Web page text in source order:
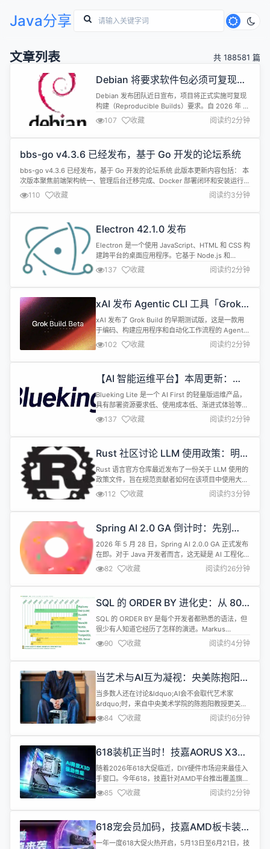
Java分享
文章列表 共 188581 篇
Debian 将要求软件包必须可复现构
建
Debian 发布团队近日宣布，项目将正式实施可复现
构建（Reproducible Builds）要求。自 2026 年 5
月 11 日起，Debian 的迁移软件将阻止无法复现的新
软件包进入测试版，同时也会阻止在可复现性方面出
现退步的现有软件包。 可复现构建意味着在 Debian
同的结果。这对于软件安全性和...
107 收藏 阅读约2分钟
bbs-go v4.3.6 已经发布，基于 Go 开发的论坛系统
bbs-go v4.3.6 已经发布，基于 Go 开发的论坛系统 此版本更新内容包括： 本
次版本聚焦前端架构统一、管理后台迁移完成、Docker 部署闭环和安装运行体
验优化。 Web 前端统一迁移到 React Router（Web） 新增 web/ React
Router Framework Mode 前端，统一承载站点页面和管理后台页面。 移除旧
si...
110 收藏 阅读约3分钟
Electron 42.1.0 发布
Electron 是一个使用 JavaScript、HTML 和 CSS 构
建跨平台的桌面应用程序。它基于 Node.js 和
Chromium，被 Atom 编辑器和许多其他应用程序使
用。Electron 兼容 Mac、Windows 和 Linux，可
以构建出三个平台的应用程序。 Electron v 42.1.0
137 收藏 阅读约2分钟
xAI 发布 Agentic CLI 工具「Grok
Build」
xAI 发布了 Grok Build 的早期测试版，这是一款用
于编码、构建应用程序和自动化工作流程的 Agentic
命令行界面 (CLI)。该测试版仅面向 SuperGrok
Heavy 订阅用户开放，访问地址为 x.ai/cli。 Grok
Build 的定位是一个智能开发助手，能够理解开发者
不同，Grok ...
102 收藏 阅读约2分钟
【AI 智能运维平台】本周更新：
React Agent 智能体升级，支持
Loop 循环能力
Blueking Lite 是一个 AI First 的轻量版运维产品，
具有部署资源要求低、使用成本低、渐进式体验等特
点，为运维管理员提供日常运维中的必备工具。 📢
【平台 &middot; 本周更新速递】 🗂 CMDB &bull;
支持将 节点管理 中的主机自动同步至 CMDB 资产
验证...
137 收藏 阅读约2分钟
Rust 社区讨论 LLM 使用政策：明确
禁止与允许的边界
Rust 语言官方仓库最近发布了一份关于 LLM 使用的
政策文件，旨在规范贡献者如何在该项目中使用大型
语言模型。该政策明确划定了允许和禁止的边界，以
应对日益增多的低质量&quot;垃圾&quot;PR 问题。
这份政策文件建立在 Zulip 上大量讨论的基础上（超
将讨论范围限制在政策本身。文件中标...
112 收藏 阅读约3分钟
Spring AI 2.0 GA 倒计时：先别
急，来看看 Java AI 框架的另一条路
2026 年 5 月 28 日，Spring AI 2.0.0 GA 正式发布
在即。对于 Java 开发者而言，这无疑是 AI 工程化的
一座里程碑。但在你决定 All In 之前，不妨花十分
钟，了解一下 Java AI 框架的另一条路。 一、同一个
目标，不同的路线 Spring AI 和 Solon AI 都在解决
82 收藏 阅读约26分钟
SQL 的 ORDER BY 进化史：从 80
年代诞生到现代数据库
SQL 的 ORDER BY 是每个开发者都熟悉的语法，但
很少有人知道它经历了怎样的演进。Markus
Winand 在 recent article 中梳理了 ORDER BY 从
诞生到现代的发展历程，揭示了这个看似简单的语法
背后的复杂性。 在 SQL 的早期版本中，ORDER BY
行排序，而且排序的顺...
90 收藏 阅读约4分钟
当艺术与AI互为凝视：央美陈抱阳老
师谈基于情感与认知智能技术的美术
研究及跨学科教学革新
当多数人还在讨论&ldquo;AI会不会取代艺术家
&rdquo;时，来自中央美术学院的陈抱阳教授更关心
另一个问题：当AI不再只是屏幕中的生成工具，而是
以机器人、传感器、投影、多智能体系统和沉浸式空
间的形式进入现实场域，观众究竟如何理解它，艺术
经不能停留在&ldquo;技术能做什么&rdquo;的层
面，而要进一步...
84 收藏 阅读约6分钟
618装机正当时！技嘉AORUS X3D
系列主板火力全开，从旗舰到甜品一
站配齐
随着2026年618大促临近，DIY硬件市场迎来最佳入
手窗口。今年618，技嘉针对AMD平台推出覆盖旗
舰、高端到中端甜品的全矩阵主板阵容，精准匹配不
同预算玩家的装机需求，全面释放X3D处理器的澎湃
战力。 旗舰首选推荐X870E X3D 电竞雕/电竞冰雕黑
致：搭载18+2+2相数字供电（每相110A SPS）与8
层...
85 收藏 阅读约2分钟
618宠会员加码，技嘉AMD板卡装
机福利火爆来袭
一年一度618大促火热开启，5月13日至6月21日，技